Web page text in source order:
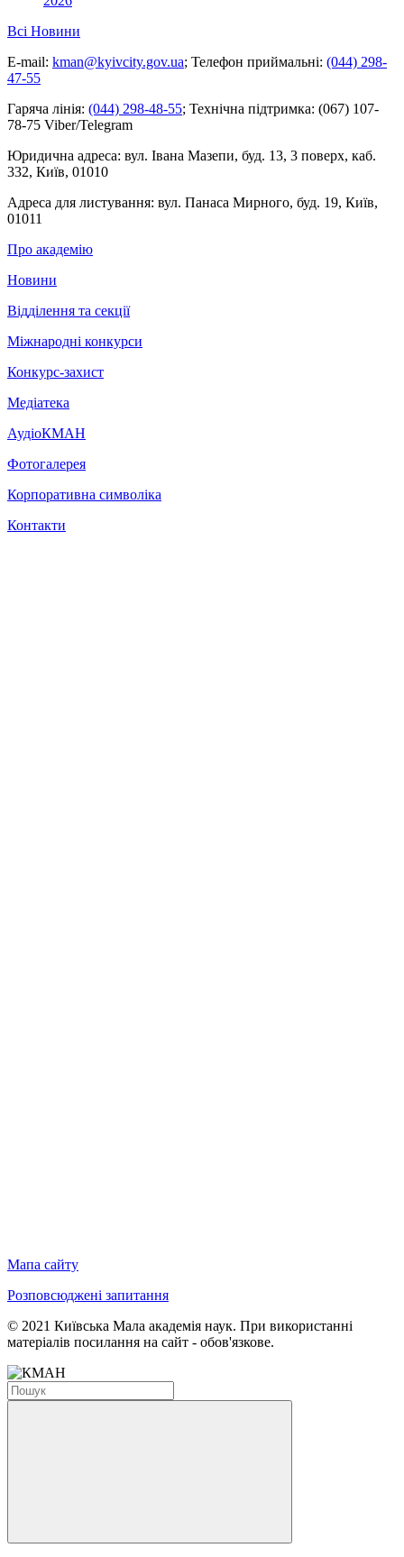
Всі Новини
E-mail: kman@kyivcity.gov.ua; Телефон приймальні: (044) 298-
47-55
Гаряча лінія: (044) 298-48-55; Технічна підтримка: (067) 107-
78-75 Viber/Telegram
Юридична адреса: вул. Івана Мазепи, буд. 13, 3 поверх, каб.
332, Київ, 01010
Адреса для листування: вул. Панаса Мирного, буд. 19, Київ,
01011
Про академію
Новини
Відділення та секції
Міжнародні конкурси
Конкурс-захист
Медіатека
АудіоКМАН
Фотогалерея
Корпоративна символіка
Контакти
Мапа сайту
Розповсюджені запитання
© 2021 Київська Мала академія наук. При використанні
матеріалів посилання на сайт - обов'язкове.